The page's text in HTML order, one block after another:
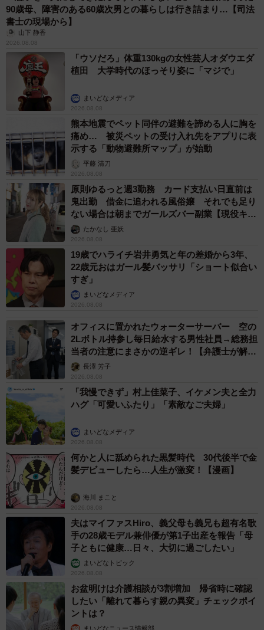
90歳母、障害のある60歳次男との暮らしは行き詰まり…【司法
書士の現場から】
山下 静香
2026.08.08
「ウソだろ」体重130kgの女性芸人オダウエダ
植田 大学時代のほっそり姿に「マジで」
まいどなメディア
2026.08.08
熊本地震でペット同伴の避難を諦める人に胸を
痛め… 被災ペットの受け入れ先をアプリに表
示する「動物避難所マップ」が始動
平藤 清刀
2026.08.08
原則ゆるっと週3勤務 カード支払い日直前は
鬼出勤 借金に追われる風俗嬢 それでも足り
ない場合は朝までガールズバー副業【現役キャ
ストに取材】
たかなし 亜妖
2026.08.08
19歳でハライチ岩井勇気と年の差婚から3年、
22歳元おはガール髪バッサリ「ショート似合い
すぎ」
まいどなメディア
2026.08.08
オフィスに置かれたウォーターサーバー 空の
2Lボトル持参し毎日給水する男性社員→総務担
当者の注意にまさかの逆ギレ！【弁護士が解
説】長澤 芳子
2026.08.08
「我慢できず」村上佳菜子、イケメン夫と全力
ハグ「可愛いふたり」「素敵なご夫婦」
まいどなメディア
2026.08.08
何かと人に舐められた黒髪時代 30代後半で金
髪デビューしたら…人生が激変！【漫画】
海川 まこと
2026.08.08
夫はマイファスHiro、義父母も義兄も超有名歌
手の28歳モデル兼俳優が第1子出産を報告「母
子ともに健康…日々、大切に過ごしたい」
まいどなトピック
2026.08.08
お盆明けは介護相談が3割増加 帰省時に確認
したい「離れて暮らす親の異変」チェックポイ
ントは？
まいどなニュース情報部